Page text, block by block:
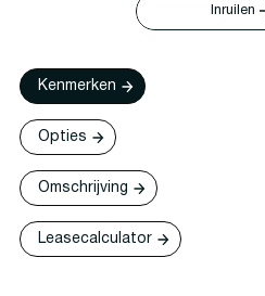
Inruilen
Kenmerken
Opties
Omschrijving
Leasecalculator